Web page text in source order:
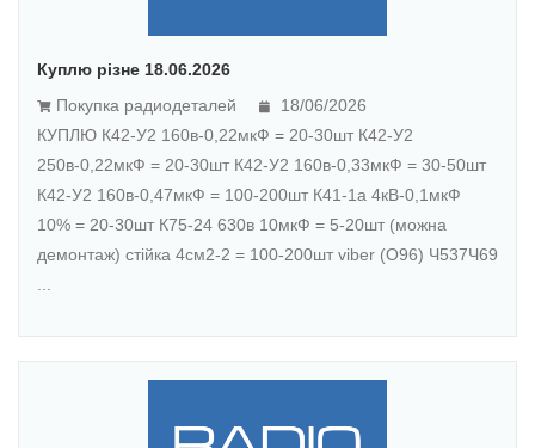
Куплю різне 18.06.2026
Покупка радиодеталей
18/06/2026
КУПЛЮ К42-У2 160в-0,22мкФ = 20-30шт К42-У2
250в-0,22мкФ = 20-30шт К42-У2 160в-0,33мкФ = 30-50шт
К42-У2 160в-0,47мкФ = 100-200шт К41-1а 4кВ-0,1мкФ
10% = 20-30шт К75-24 630в 10мкФ = 5-20шт (можна
демонтаж) стійка 4см2-2 = 100-200шт viber (O96) Ч537Ч69